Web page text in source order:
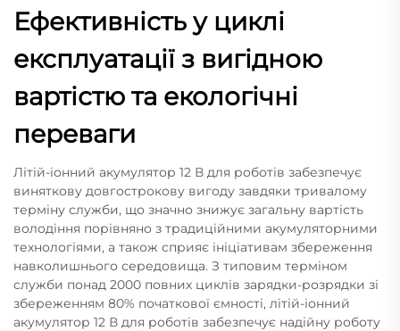
Ефективність у циклі
експлуатації з вигідною
вартістю та екологічні
переваги
Літій-іонний акумулятор 12 В для роботів забезпечує
виняткову довгострокову вигоду завдяки тривалому
терміну служби, що значно знижує загальну вартість
володіння порівняно з традиційними акумуляторними
технологіями, а також сприяє ініціативам збереження
навколишнього середовища. З типовим терміном
служби понад 2000 повних циклів зарядки-розрядки зі
збереженням 80% початкової ємності, літій-іонний
акумулятор 12 В для роботів забезпечує надійну роботу